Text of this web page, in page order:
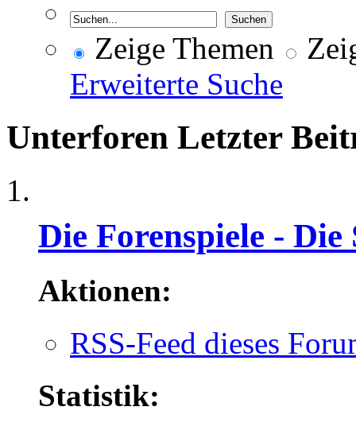
Zeige Themen
Erweiterte Suche
Unterforen Letzter
Die Forenspiele - Die
Aktionen:
RSS-Feed dieses
Statistik: